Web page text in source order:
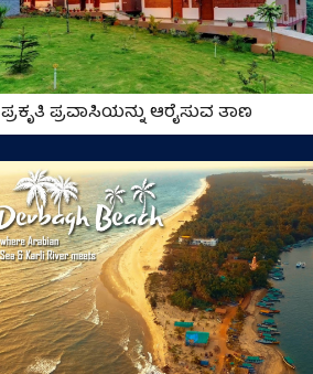
ಪ್ರಕೃತಿ ಪ್ರವಾಸಿಯನ್ನು ಆರೈಸುವ ತಾಣ